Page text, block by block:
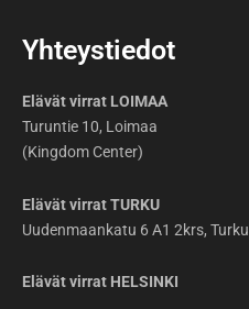
Yhteystiedot
Elävät virrat LOIMAA
Turuntie 10, Loimaa
(Kingdom Center)
Elävät virrat TURKU
Uudenmaankatu 6 A1 2krs, Turku
Elävät virrat HELSINKI